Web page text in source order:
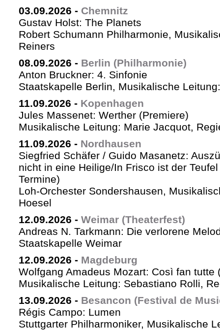
03.09.2026 - Chemnitz
Gustav Holst: The Planets
Robert Schumann Philharmonie,
Reiners
08.09.2026 - Berlin (Philharmonie)
Anton Bruckner: 4. Sinfonie
Staatskapelle Berlin, Musikalische
11.09.2026 - Kopenhagen
Jules Massenet: Werther (Premiere)
Musikalische Leitung: Marie Jacquot,
11.09.2026 - Nordhausen
Siegfried Schäfer / Guido Masanetz:
nicht in eine Heilige/In Frisco ist der
Termine)
Loh-Orchester Sondershausen,
Hoesel
12.09.2026 - Weimar (Theaterfest)
Andreas N. Tarkmann: Die verlorene
Staatskapelle Weimar
12.09.2026 - Magdeburg
Wolfgang Amadeus Mozart: Così fan tutte
Musikalische Leitung: Sebastiano Rolli,
13.09.2026 - Besancon (Festival de
Régis Campo: Lumen
Stuttgarter Philharmoniker, Musikalische